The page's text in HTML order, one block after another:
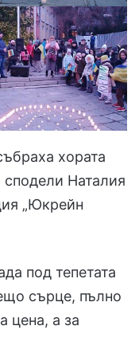
хората
Наталия
„Юкрейн
под тепетата
сърце, пълно
цена, а за